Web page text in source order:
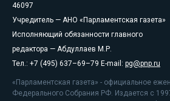
46097
Учредитель — АНО «Парламентская газета»
Исполняющий обязанности главного
редактора — Абдуллаев М.Р.
Тел.: +7 (495) 637–69–79 E-mail: pg@pnp.ru
«Парламентская газета» - официальное
Федерального Собрания РФ. Издается с